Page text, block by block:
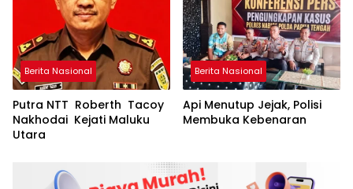
Berita Nasional
Putra NTT Roberth Tacoy
Nakhodai Kejati Maluku
Utara
Berita Nasional
Api Menutup Jejak, Polisi
Membuka Kebenaran